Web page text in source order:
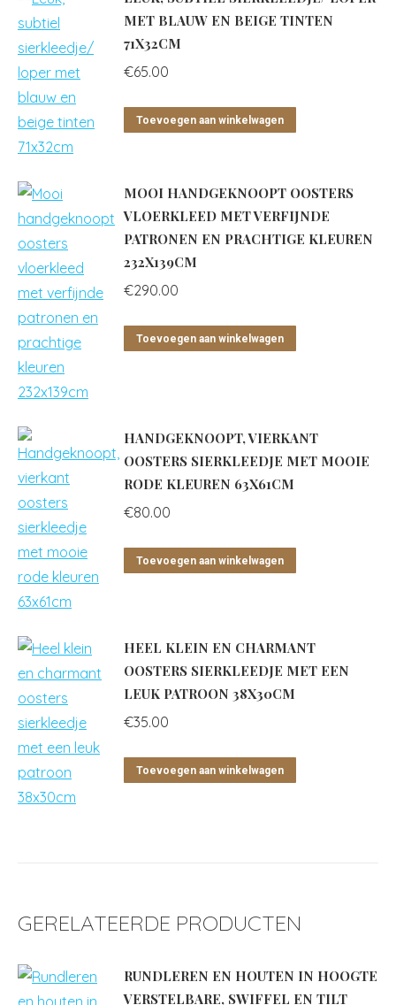
MET BLAUW EN BEIGE TINTEN
71X32CM
€65.00
Toevoegen aan winkelwagen
MOOI HANDGEKNOOPT OOSTERS
VLOERKLEED MET VERFIJNDE
PATRONEN EN PRACHTIGE KLEUREN
232X139CM
€290.00
Toevoegen aan winkelwagen
HANDGEKNOOPT, VIERKANT
OOSTERS SIERKLEEDJE MET MOOIE
RODE KLEUREN 63X61CM
€80.00
Toevoegen aan winkelwagen
HEEL KLEIN EN CHARMANT
OOSTERS SIERKLEEDJE MET EEN
LEUK PATROON 38X30CM
€35.00
Toevoegen aan winkelwagen
GERELATEERDE PRODUCTEN
RUNDLEREN EN HOUTEN IN HOOGTE
VERSTELBARE, SWIFFEL EN TILT